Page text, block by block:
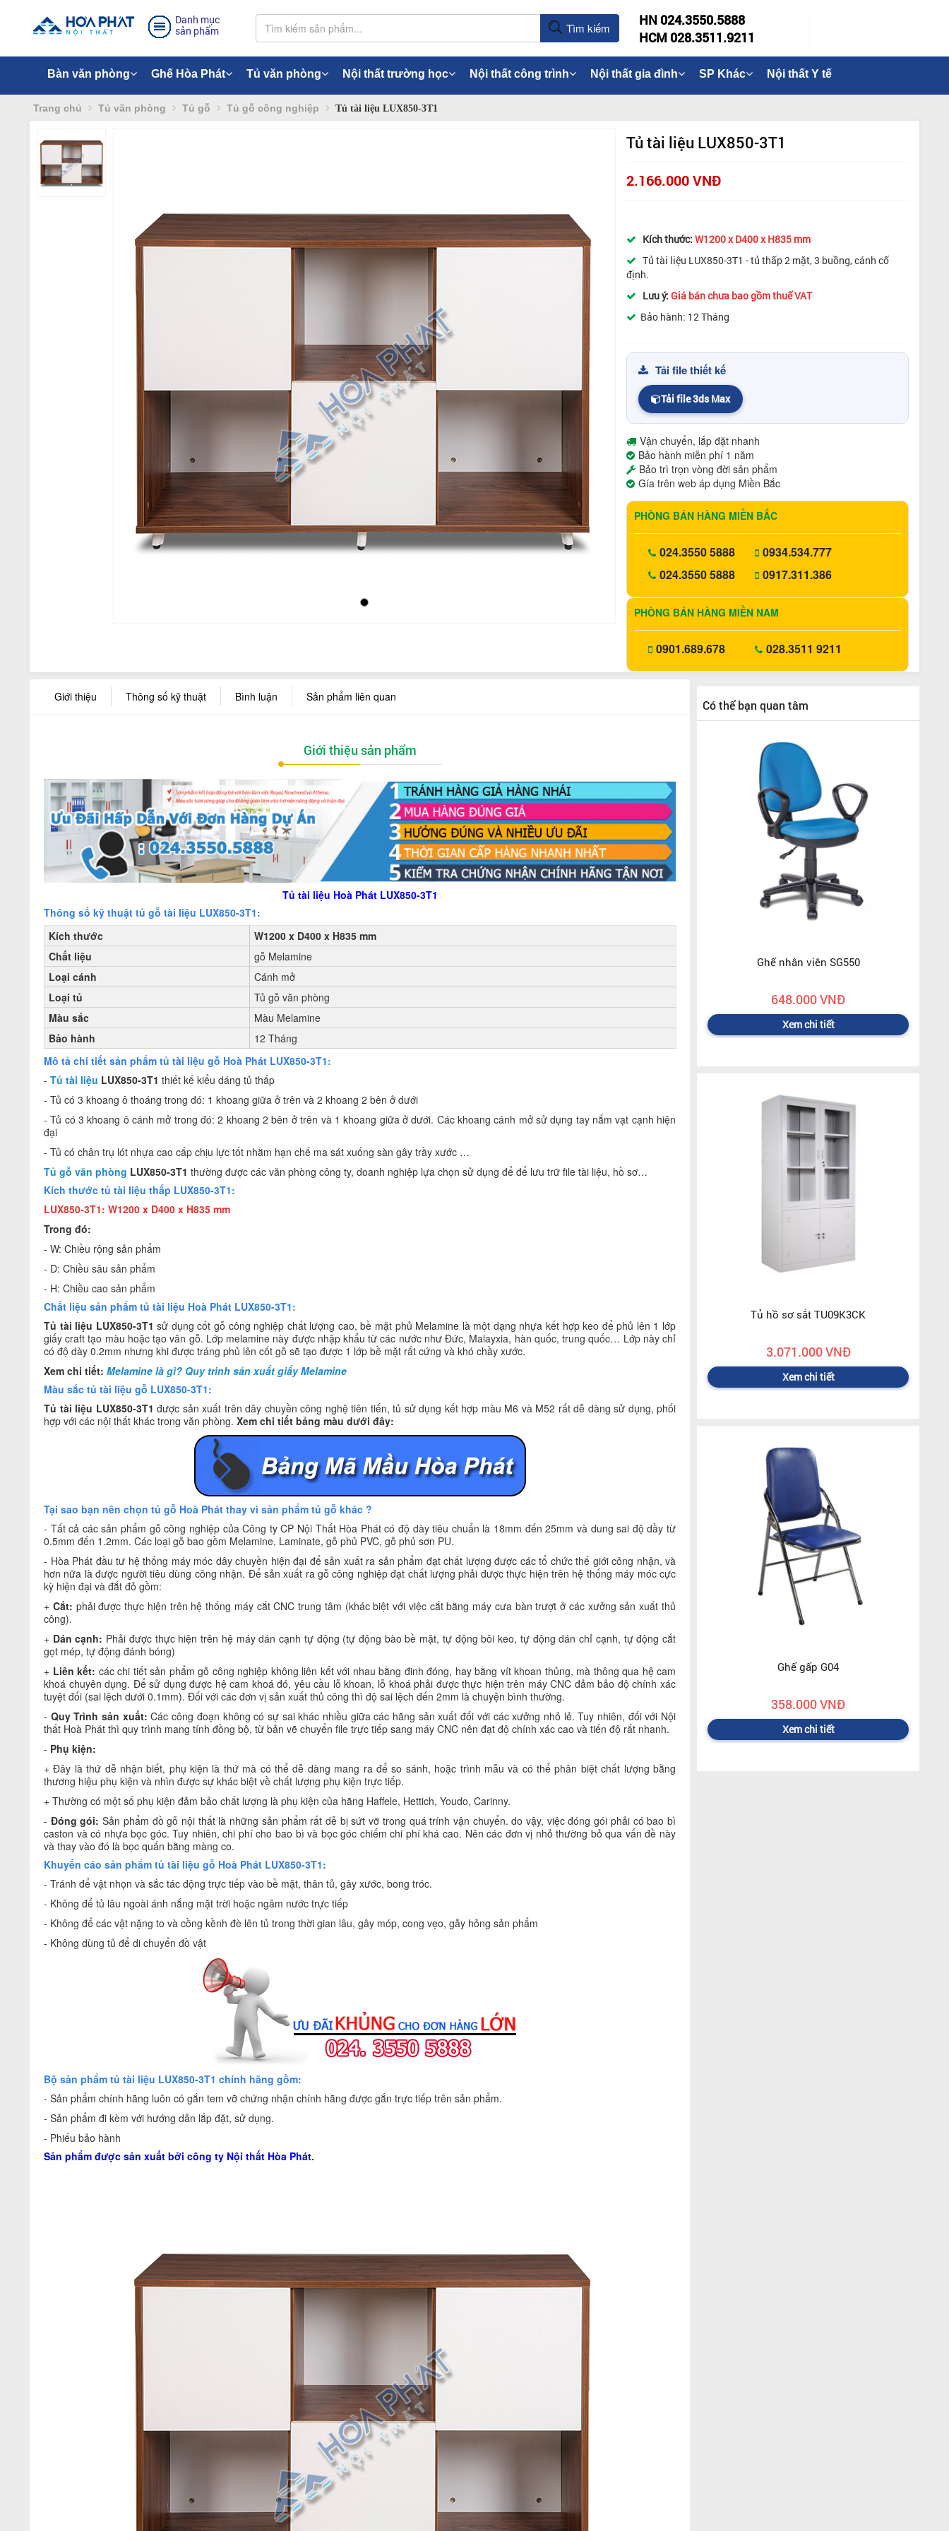
Danh mục
sản phẩm
Tìm kiếm
HN 024.3550.5888
HCM 028.3511.9211
Bàn văn phòng Ghế Hòa Phát Tủ văn phòng Nội thất trường học Nội thất công trình Nội thất gia đình SP Khác Nội thất Y tế
Trang chủ Tủ văn phòng Tủ gỗ Tủ gỗ công nghiệp Tủ tài liệu LUX850-3T1
Tủ tài liệu LUX850-3T1
2.166.000 VNĐ
Kích thước: W1200 x D400 x H835 mm
Tủ tài liệu LUX850-3T1 - tủ thấp 2 mặt, 3 buồng, cánh cố
định.
Lưu ý: Giá bán chưa bao gồm thuế VAT
Bảo hành: 12 Tháng
Tải file thiết kế
Tải file 3ds Max
Vận chuyển, lắp đặt nhanh
Bảo hành miễn phí 1 năm
Bảo trì trọn vòng đời sản phẩm
Gía trên web áp dụng Miền Bắc
PHÒNG BÁN HÀNG MIỀN BẮC
024.3550 5888
024.3550 5888
0934.534.777
0917.311.386
PHÒNG BÁN HÀNG MIỀN NAM
0901.689.678 028.3511 9211
Giới thiệu Thông số kỹ thuật Bình luận Sản phẩm liên quan
Giới thiệu sản phẩm
Tủ tài liệu Hoà Phát LUX850-3T1
Thông số kỹ thuật tủ gỗ tài liệu LUX850-3T1:
Kích thước
W1200 x D400 x H835 mm
Chất liệu
gỗ Melamine
Loại cánh
Cánh mở
Loại tủ
Tủ gỗ văn phòng
Màu sắc
Màu Melamine
Bảo hành
12 Tháng
Mô tả chi tiết sản phẩm tủ tài liệu gỗ Hoà Phát LUX850-3T1:
- Tủ tài liệu LUX850-3T1 thiết kế kiểu dáng tủ thấp
- Tủ có 3 khoang ô thoáng trong đó: 1 khoang giữa ở trên và 2 khoang 2 bên ở dưới
- Tủ có 3 khoang ô cánh mở trong đó: 2 khoang 2 bên ở trên và 1 khoang giữa ở dưới. Các khoang cánh mở sử dụng tay nắm vạt cạnh hiện
đại
- Tủ có chân trụ lót nhựa cao cấp chịu lực tốt nhằm hạn chế ma sát xuống sàn gây trầy xước …
Tủ gỗ văn phòng LUX850-3T1 thường được các văn phòng công ty, doanh nghiệp lựa chọn sử dụng để để lưu trữ file tài liệu, hồ sơ…
Kích thước tủ tài liệu thấp LUX850-3T1:
LUX850-3T1: W1200 x D400 x H835 mm
Trong đó:
- W: Chiều rộng sản phẩm
- D: Chiều sâu sản phẩm
- H: Chiều cao sản phẩm
Chất liệu sản phẩm tủ tài liệu Hoà Phát LUX850-3T1:
Tủ tài liệu LUX850-3T1 sử dụng cốt gỗ công nghiệp chất lượng cao, bề mặt phủ Melamine là một dạng nhựa kết hợp keo để phủ lên 1 lớp
giấy craft tạo màu hoặc tạo vân gỗ. Lớp melamine này được nhập khẩu từ các nước như Đức, Malayxia, hàn quốc, trung quốc… Lớp này chỉ
có độ dày 0.2mm nhưng khi được tráng phủ lên cốt gỗ sẽ tạo được 1 lớp bề mặt rất cứng và khó chầy xước.
Xem chi tiết: Melamine là gì? Quy trình sản xuất giấy Melamine
Màu sắc tủ tài liệu gỗ LUX850-3T1:
Tủ tài liệu LUX850-3T1 được sản xuất trên dây chuyền công nghệ tiên tiến, tủ sử dụng kết hợp màu M6 và M52 rất dễ dàng sử dụng, phối
hợp với các nội thất khác trong văn phòng. Xem chi tiết bảng màu dưới đây:
Tại sao bạn nên chọn tủ gỗ Hoà Phát thay vì sản phẩm tủ gỗ khác ?
- Tất cả các sản phẩm gỗ công nghiệp của Công ty CP Nội Thất Hòa Phát có độ dày tiêu chuẩn là 18mm đến 25mm và dung sai độ dầy từ
0.5mm đến 1.2mm. Các loại gỗ bao gồm Melamine, Laminate, gỗ phủ PVC, gỗ phủ sơn PU.
- Hòa Phát đầu tư hệ thống máy móc dây chuyền hiện đại để sản xuất ra sản phẩm đạt chất lượng được các tổ chức thế giới công nhận, và
hơn nữa là được người tiêu dùng công nhận. Để sản xuất ra gỗ công nghiệp đạt chất lượng phải được thực hiện trên hệ thống máy móc cực
kỳ hiện đại và đắt đỏ gồm:
+ Cắt: phải được thực hiện trên hệ thống máy cắt CNC trung tâm (khác biệt với việc cắt bằng máy cưa bàn trượt ở các xưởng sản xuất thủ
công).
+ Dán cạnh: Phải được thực hiện trên hệ máy dán cạnh tự động (tự động bào bề mặt, tự động bôi keo, tự động dán chỉ cạnh, tự động cắt
gọt mép, tự động đánh bóng)
+ Liên kết: các chi tiết sản phẩm gỗ công nghiệp không liên kết với nhau bằng đinh đóng, hay bằng vít khoan thủng, mà thông qua hệ cam
khoá chuyên dụng. Để sử dụng được hệ cam khoá đó, yêu cầu lỗ khoan, lỗ khoá phải được thực hiện trên máy CNC đảm bảo độ chính xác
tuyệt đối (sai lệch dưới 0.1mm). Đối với các đơn vị sản xuất thủ công thì độ sai lệch đến 2mm là chuyện bình thường.
- Quy Trình sản xuất: Các công đoạn không có sự sai khác nhiều giữa các hãng sản xuất đối với các xưởng nhỏ lẻ. Tuy nhiên, đối với Nội
thất Hoà Phát thì quy trình mang tính đồng bộ, từ bản vẽ chuyển file trực tiếp sang máy CNC nên đạt độ chính xác cao và tiến độ rất nhanh.
- Phụ kiện:
+ Đây là thứ dễ nhận biết, phụ kiện là thứ mà có thể dễ dàng mang ra để so sánh, hoặc trình mẫu và có thể phân biệt chất lượng bằng
thương hiệu phụ kiện và nhìn được sự khác biệt về chất lượng phụ kiện trực tiếp.
+ Thường có một số phụ kiện đảm bảo chất lượng là phụ kiện của hãng Haffele, Hettich, Youdo, Carinny.
- Đóng gói: Sản phẩm đồ gỗ nội thất là những sản phẩm rất dễ bị sứt vỡ trong quá trính vận chuyển. do vậy, việc đóng gói phải có bao bì
caston và có nhựa bọc góc. Tuy nhiên, chi phí cho bao bì và bọc góc chiếm chi phí khá cao. Nên các đơn vị nhỏ thường bỏ qua vấn đề này
và thay vào đó là bọc quấn bằng màng co.
Khuyến cáo sản phẩm tủ tài liệu gỗ Hoà Phát LUX850-3T1:
- Tránh để vật nhọn và sắc tác động trực tiếp vào bề mặt, thân tủ, gây xước, bong tróc.
- Không để tủ lâu ngoài ánh nắng mặt trời hoặc ngâm nước trực tiếp
- Không để các vật nặng to và cồng kềnh đè lên tủ trong thời gian lâu, gây móp, cong vẹo, gẫy hỏng sản phẩm
- Không dùng tủ để di chuyển đồ vật
Bộ sản phẩm tủ tài liệu LUX850-3T1 chính hãng gồm:
- Sản phẩm chính hãng luôn có gắn tem vỡ chứng nhận chính hãng được gắn trực tiếp trên sản phẩm.
- Sản phẩm đi kèm với hướng dẫn lắp đặt, sử dụng.
- Phiếu bảo hành
Sản phẩm được sản xuất bởi công ty Nội thất Hòa Phát.
Có thể bạn quan tâm
Ghế nhân viên SG550
648.000 VNĐ
Xem chi tiết
Tủ hồ sơ sắt TU09K3CK
3.071.000 VNĐ
Xem chi tiết
Ghế gấp G04
358.000 VNĐ
Xem chi tiết